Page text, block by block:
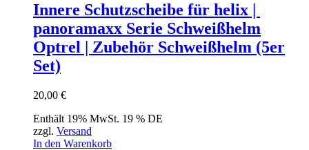
Innere Schutzscheibe für helix |
panoramaxx Serie Schweißhelm
Optrel | Zubehör Schweißhelm (5er
Set)
20,00 €
Enthält 19% MwSt. 19 % DE
zzgl. Versand
In den Warenkorb